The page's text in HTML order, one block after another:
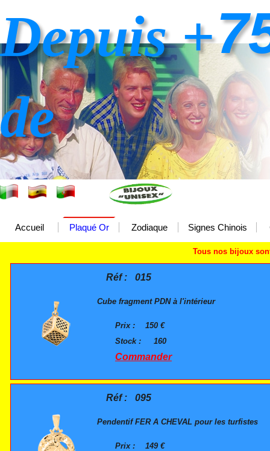
Accueil Plaqué Or Zodiaque Signes Chinois
Depuis +
de
Tous nos bijoux
Réf : 015
Cube fragment PDN à l'intérieur
Prix :
150 €
Stock :
160
Commander
Réf : 095
Pendentif FER A CHEVAL pour les turfistes
Prix :
149 €